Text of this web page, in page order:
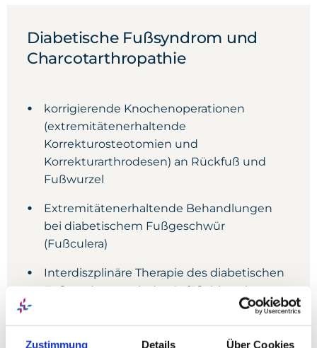
Zustimmung Details Über Cookies
Diabetische Fußsyndrom und
Charcotarthropathie
korrigierende Knochenoperationen
(extremitätenerhaltende
Korrekturosteotomien und
Korrekturarthrodesen) an Rückfuß und
Fußwurzel
Extremitätenerhaltende Behandlungen
bei diabetischem Fußgeschwür
(Fußculera)
Interdiszplinäre Therapie des diabetischen
Fußsyndroms mit der Gefäßchirurgie,
Diabetologie, Radiologie und plastischen
Chirurgie